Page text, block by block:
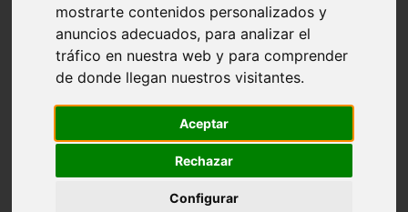
mostrarte contenidos personalizados y
anuncios adecuados, para analizar el
tráfico en nuestra web y para comprender
de donde llegan nuestros visitantes.
Aceptar
Rechazar
Configurar